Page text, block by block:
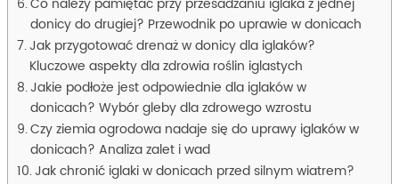
Co należy pamiętać przy przesadzaniu iglaka z jednej
donicy do drugiej? Przewodnik po uprawie w donicach
Jak przygotować drenaż w donicy dla iglaków?
Kluczowe aspekty dla zdrowia roślin iglastych
Jakie podłoże jest odpowiednie dla iglaków w
donicach? Wybór gleby dla zdrowego wzrostu
Czy ziemia ogrodowa nadaje się do uprawy iglaków w
donicach? Analiza zalet i wad
Jak chronić iglaki w donicach przed silnym wiatrem?